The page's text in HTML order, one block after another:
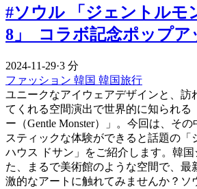
#ソウル 「ジェントルモ
8」 コラボ記念ポップア
2024-11-29·3 分
ファッション 韓国 韓国旅行
ユニークなアイウェアデザインと、訪
てくれる空間演出で世界的に知られる
ー（Gentle Monster）」。今回は、そ
スティックな体験ができると話題の「
ハウス ドサン」をご紹介します。韓国
た、まるで美術館のような空間で、最
激的なアートに触れてみませんか？ソ